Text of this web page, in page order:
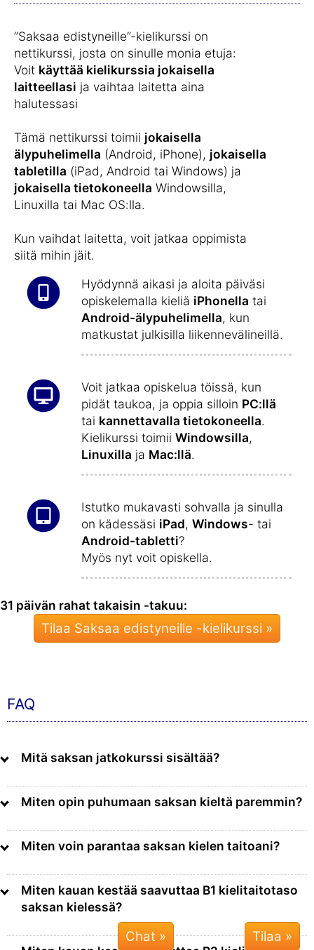
”Saksaa edistyneille”-kielikurssi on
nettikurssi, josta on sinulle monia etuja:
Voit käyttää kielikurssia jokaisella
laitteellasi ja vaihtaa laitetta aina
halutessasi
Tämä nettikurssi toimii jokaisella
älypuhelimella (Android, iPhone), jokaisella
tabletilla (iPad, Android tai Windows) ja
jokaisella tietokoneella Windowsilla,
Linuxilla tai Mac OS:lla.
Kun vaihdat laitetta, voit jatkaa oppimista
siitä mihin jäit.
Hyödynnä aikasi ja aloita päiväsi
opiskelemalla kieliä iPhonella tai
Android-älypuhelimella, kun
matkustat julkisilla liikennevälineillä.
Voit jatkaa opiskelua töissä, kun
pidät taukoa, ja oppia silloin PC:llä
tai kannettavalla tietokoneella.
Kielikurssi toimii Windowsilla,
Linuxilla ja Mac:llä.
Istutko mukavasti sohvalla ja sinulla
on kädessäsi iPad, Windows- tai
Android-tabletti?
Myös nyt voit opiskella.
31 päivän rahat takaisin -takuu:
Tilaa Saksaa edistyneille -kielikurssi »
FAQ
Mitä saksan jatkokurssi sisältää?
Miten opin puhumaan saksan kieltä paremmin?
Miten voin parantaa saksan kielen taitoani?
Miten kauan kestää saavuttaa B1 kielitaitotaso
saksan kielessä?
Chat »